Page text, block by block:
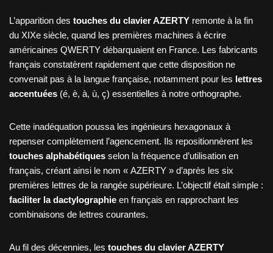
L’apparition des touches du clavier AZERTY remonte à la fin
du XIXe siècle, quand les premières machines à écrire
américaines QWERTY débarquaient en France. Les fabricants
français constatèrent rapidement que cette disposition ne
convenait pas à la langue française, notamment pour les lettres
accentuées (é, è, à, ù, ç) essentielles à notre orthographe.
Cette inadéquation poussa les ingénieurs hexagonaux à
repenser complètement l’agencement. Ils repositionnèrent les
touches alphabétiques selon la fréquence d’utilisation en
français, créant ainsi le nom « AZERTY » d’après les six
premières lettres de la rangée supérieure. L’objectif était simple :
faciliter la dactylographie en français en rapprochant les
combinaisons de lettres courantes.
Au fil des décennies, les touches du clavier AZERTY